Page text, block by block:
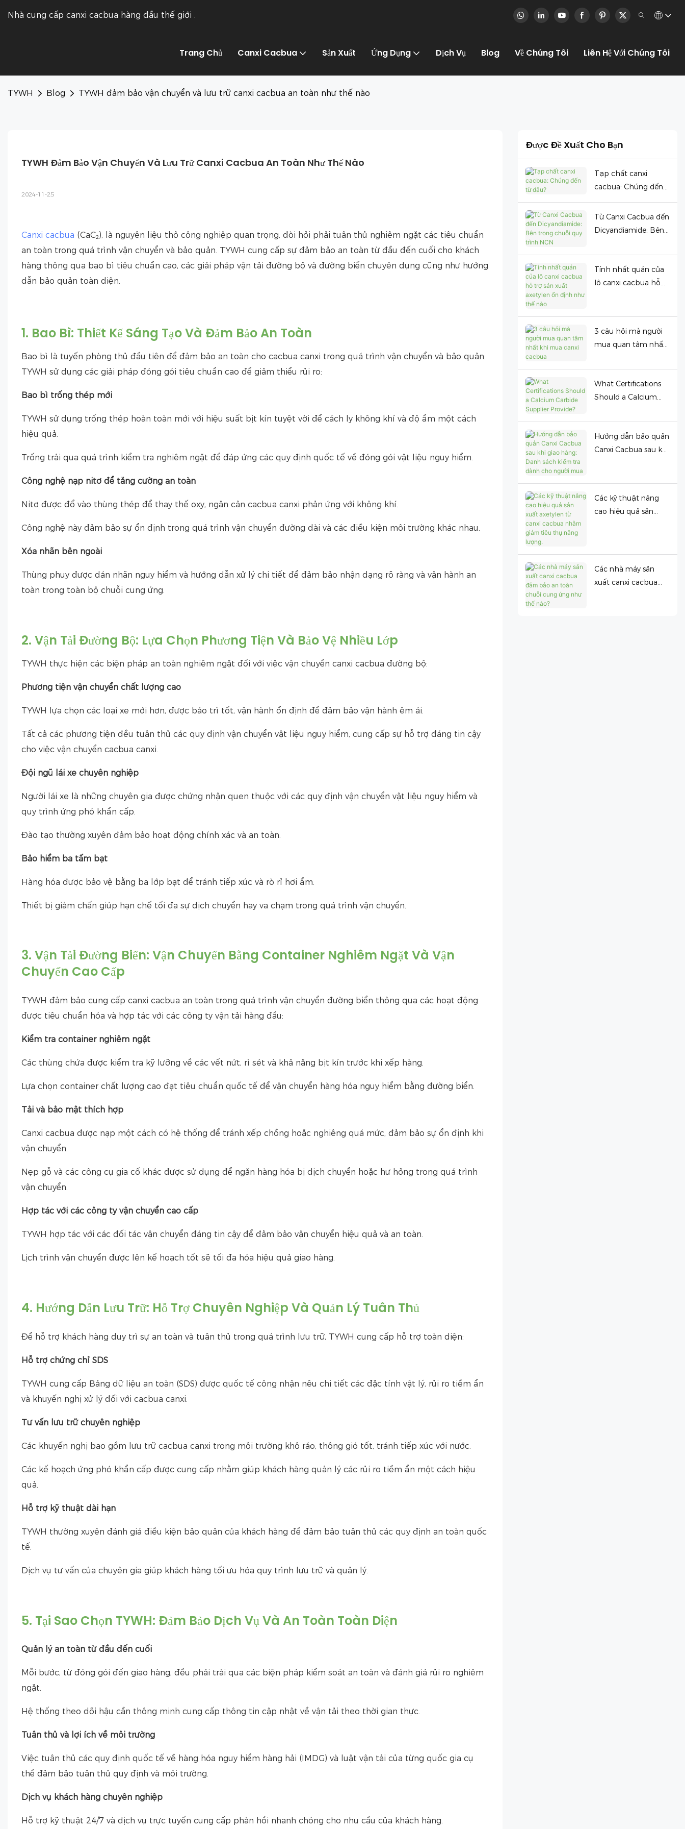
Nhà cung cấp canxi cacbua hàng đầu thế giới .
Trang Chủ Canxi Cacbua Sản Xuất Ứng Dụng Dịch Vụ Blog Về Chúng Tôi Liên Hệ Với Chúng Tôi
TYWH Blog TYWH đảm bảo vận chuyển và lưu trữ canxi cacbua an toàn như thế nào
TYWH Đảm Bảo Vận Chuyển Và Lưu Trữ Canxi Cacbua An Toàn Như Thế Nào
2024-11-25
Canxi cacbua (CaC₂), là nguyên liệu thô công nghiệp quan trọng, đòi hỏi phải tuân thủ nghiêm ngặt các tiêu chuẩn
an toàn trong quá trình vận chuyển và bảo quản. TYWH cung cấp sự đảm bảo an toàn từ đầu đến cuối cho khách
hàng thông qua bao bì tiêu chuẩn cao, các giải pháp vận tải đường bộ và đường biển chuyên dụng cũng như hướng
dẫn bảo quản toàn diện.
1. Bao Bì: Thiết Kế Sáng Tạo Và Đảm Bảo An Toàn
Bao bì là tuyến phòng thủ đầu tiên để đảm bảo an toàn cho cacbua canxi trong quá trình vận chuyển và bảo quản.
TYWH sử dụng các giải pháp đóng gói tiêu chuẩn cao để giảm thiểu rủi ro:
Bao bì trống thép mới
TYWH sử dụng trống thép hoàn toàn mới với hiệu suất bịt kín tuyệt vời để cách ly không khí và độ ẩm một cách
hiệu quả.
Trống trải qua quá trình kiểm tra nghiêm ngặt để đáp ứng các quy định quốc tế về đóng gói vật liệu nguy hiểm.
Công nghệ nạp nitơ để tăng cường an toàn
Nitơ được đổ vào thùng thép để thay thế oxy, ngăn cản cacbua canxi phản ứng với không khí.
Công nghệ này đảm bảo sự ổn định trong quá trình vận chuyển đường dài và các điều kiện môi trường khác nhau.
Xóa nhãn bên ngoài
Thùng phuy được dán nhãn nguy hiểm và hướng dẫn xử lý chi tiết để đảm bảo nhận dạng rõ ràng và vận hành an
toàn trong toàn bộ chuỗi cung ứng.
2. Vận Tải Đường Bộ: Lựa Chọn Phương Tiện Và Bảo Vệ Nhiều Lớp
TYWH thực hiện các biện pháp an toàn nghiêm ngặt đối với việc vận chuyển canxi cacbua đường bộ:
Phương tiện vận chuyển chất lượng cao
TYWH lựa chọn các loại xe mới hơn, được bảo trì tốt, vận hành ổn định để đảm bảo vận hành êm ái.
Tất cả các phương tiện đều tuân thủ các quy định vận chuyển vật liệu nguy hiểm, cung cấp sự hỗ trợ đáng tin cậy
cho việc vận chuyển cacbua canxi.
Đội ngũ lái xe chuyên nghiệp
Người lái xe là những chuyên gia được chứng nhận quen thuộc với các quy định vận chuyển vật liệu nguy hiểm và
quy trình ứng phó khẩn cấp.
Đào tạo thường xuyên đảm bảo hoạt động chính xác và an toàn.
Bảo hiểm ba tấm bạt
Hàng hóa được bảo vệ bằng ba lớp bạt để tránh tiếp xúc và rò rỉ hơi ẩm.
Thiết bị giảm chấn giúp hạn chế tối đa sự dịch chuyển hay va chạm trong quá trình vận chuyển.
3. Vận Tải Đường Biển: Vận Chuyển Bằng Container Nghiêm Ngặt Và Vận
Chuyển Cao Cấp
TYWH đảm bảo cung cấp canxi cacbua an toàn trong quá trình vận chuyển đường biển thông qua các hoạt động
được tiêu chuẩn hóa và hợp tác với các công ty vận tải hàng đầu:
Kiểm tra container nghiêm ngặt
Các thùng chứa được kiểm tra kỹ lưỡng về các vết nứt, rỉ sét và khả năng bịt kín trước khi xếp hàng.
Lựa chọn container chất lượng cao đạt tiêu chuẩn quốc tế để vận chuyển hàng hóa nguy hiểm bằng đường biển.
Tải và bảo mật thích hợp
Canxi cacbua được nạp một cách có hệ thống để tránh xếp chồng hoặc nghiêng quá mức, đảm bảo sự ổn định khi
vận chuyển.
Nẹp gỗ và các công cụ gia cố khác được sử dụng để ngăn hàng hóa bị dịch chuyển hoặc hư hỏng trong quá trình
vận chuyển.
Hợp tác với các công ty vận chuyển cao cấp
TYWH hợp tác với các đối tác vận chuyển đáng tin cậy để đảm bảo vận chuyển hiệu quả và an toàn.
Lịch trình vận chuyển được lên kế hoạch tốt sẽ tối đa hóa hiệu quả giao hàng.
4. Hướng Dẫn Lưu Trữ: Hỗ Trợ Chuyên Nghiệp Và Quản Lý Tuân Thủ
Để hỗ trợ khách hàng duy trì sự an toàn và tuân thủ trong quá trình lưu trữ, TYWH cung cấp hỗ trợ toàn diện:
Hỗ trợ chứng chỉ SDS
TYWH cung cấp Bảng dữ liệu an toàn (SDS) được quốc tế công nhận nêu chi tiết các đặc tính vật lý, rủi ro tiềm ẩn
và khuyến nghị xử lý đối với cacbua canxi.
Tư vấn lưu trữ chuyên nghiệp
Các khuyến nghị bao gồm lưu trữ cacbua canxi trong môi trường khô ráo, thông gió tốt, tránh tiếp xúc với nước.
Các kế hoạch ứng phó khẩn cấp được cung cấp nhằm giúp khách hàng quản lý các rủi ro tiềm ẩn một cách hiệu
quả.
Hỗ trợ kỹ thuật dài hạn
TYWH thường xuyên đánh giá điều kiện bảo quản của khách hàng để đảm bảo tuân thủ các quy định an toàn quốc
tế.
Dịch vụ tư vấn của chuyên gia giúp khách hàng tối ưu hóa quy trình lưu trữ và quản lý.
5. Tại Sao Chọn TYWH: Đảm Bảo Dịch Vụ Và An Toàn Toàn Diện
Quản lý an toàn từ đầu đến cuối
Mỗi bước, từ đóng gói đến giao hàng, đều phải trải qua các biện pháp kiểm soát an toàn và đánh giá rủi ro nghiêm
ngặt.
Hệ thống theo dõi hậu cần thông minh cung cấp thông tin cập nhật về vận tải theo thời gian thực.
Tuân thủ và lợi ích về môi trường
Việc tuân thủ các quy định quốc tế về hàng hóa nguy hiểm hàng hải (IMDG) và luật vận tải của từng quốc gia cụ
thể đảm bảo tuân thủ quy định và môi trường.
Dịch vụ khách hàng chuyên nghiệp
Hỗ trợ kỹ thuật 24/7 và dịch vụ trực tuyến cung cấp phản hồi nhanh chóng cho nhu cầu của khách hàng.
Được Đề Xuất Cho Bạn
Tạp chất canxi
cacbua: Chúng đến
từ đâu?
Từ Canxi Cacbua đến
Dicyandiamide: Bên
NCN
Tính nhất quán của
lô canxi cacbua hỗ
3 câu hỏi mà người
mua quan tâm nhất
cacbua
What Certifications
Should a Calcium
Provide?
Hướng dẫn bảo quản
Canxi Cacbua sau khi
Các kỹ thuật nâng
cao hiệu quả sản
lượng.
Các nhà máy sản
xuất canxi cacbua